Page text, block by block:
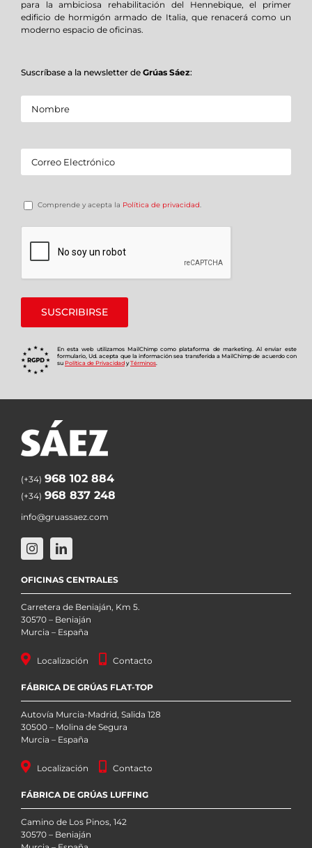
para la ambiciosa rehabilitación del Hennebique, el primer
edificio de hormigón armado de Italia, que renacerá como un
moderno espacio de oficinas.
Suscríbase a la newsletter de Grúas Sáez:
Comprende y acepta la Política de privacidad.
En esta web utilizamos MailChimp como plataforma de marketing. Al enviar este
formulario, Ud. acepta que la información sea transferida a MailChimp de acuerdo con
su Política de PrivacidadyTérminos.
(+34) 968 102 884
(+34) 968 837 248
info@gruassaez.com
OFICINAS CENTRALES
Carretera de Beniaján, Km 5.
30570 – Beniaján
Murcia – España
Localización Contacto
FÁBRICA DE GRÚAS FLAT-TOP
Autovía Murcia-Madrid, Salida 128
30500 – Molina de Segura
Murcia – España
Localización Contacto
FÁBRICA DE GRÚAS LUFFING
Camino de Los Pinos, 142
30570 – Beniaján